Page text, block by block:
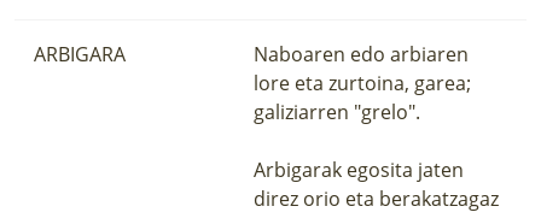
ARBIGARA
Naboaren edo arbiaren
lore eta zurtoina, garea;
galiziarren "grelo".
Arbigarak egosita jaten
direz orio eta berakatzagaz